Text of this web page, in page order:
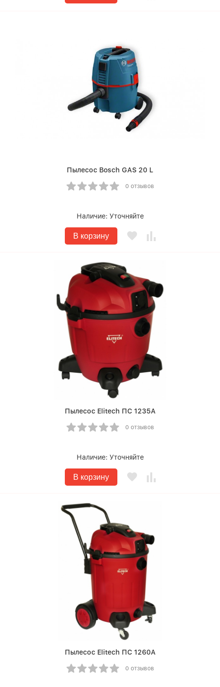
Пылесос Bosch GAS 20 L
0 отзывов
Наличие: Уточняйте
В корзину
Пылесос Elitech ПС 1235А
0 отзывов
Наличие: Уточняйте
В корзину
Пылесос Elitech ПС 1260А
0 отзывов